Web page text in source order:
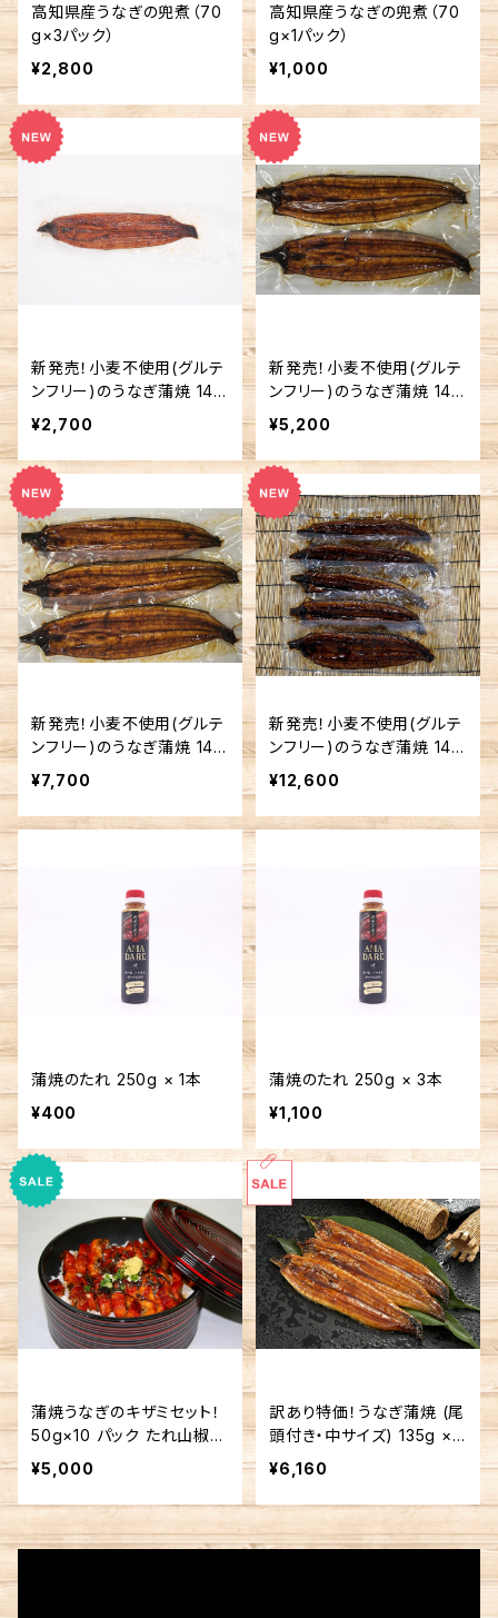
高知県産うなぎの兜煮（70
g×3パック）
¥2,800
高知県産うなぎの兜煮（70
g×1パック）
¥1,000
新発売！小麦不使用(グルテ
ンフリー)のうなぎ蒲焼 140
g × 1 パック (蒲焼のタレ 1
個)
¥2,700
新発売！小麦不使用(グルテ
ンフリー)のうなぎ蒲焼 140
g × 2 パック (蒲焼のタレ 2
個)
¥5,200
新発売！小麦不使用(グルテ
ンフリー)のうなぎ蒲焼 140
g × 3 パック (蒲焼のタレ 3
個)
¥7,700
新発売！小麦不使用(グルテ
ンフリー)のうなぎ蒲焼 140
g × 5 パック (蒲焼のタレ 5
¥12,600
蒲焼のたれ 250g × 1本
¥400
蒲焼のたれ 250g × 3本
¥1,100
蒲焼うなぎのキザミセット！
50g×10 パック たれ山椒付
き
¥5,000
訳あり特価！うなぎ蒲焼 (尾
頭付き・中サイズ) 135g ×
5尾 たれ 5個
¥6,160